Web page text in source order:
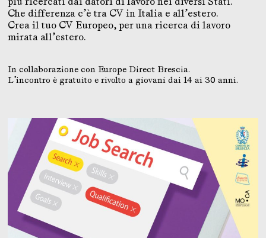
Che differenza c’è tra CV in Italia e all’estero.
Crea il tuo CV Europeo, per una ricerca di lavoro
mirata all’estero.
In collaborazione con Europe Direct Brescia.
L’incontro è gratuito e rivolto a giovani dai 14 ai 30 anni.